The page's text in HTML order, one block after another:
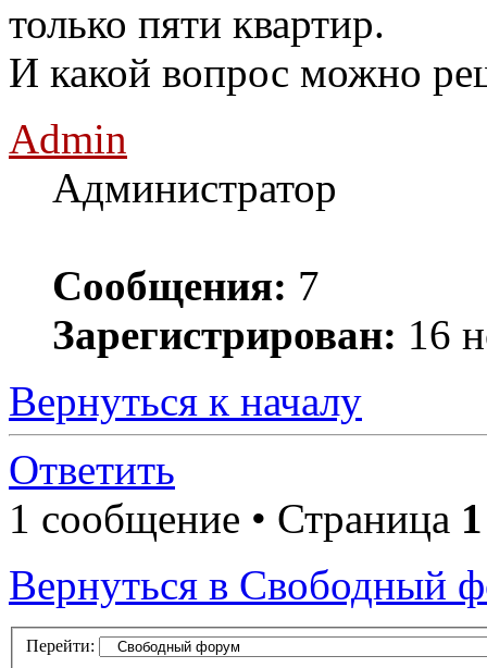
только пяти квартир.
И какой вопрос можно
Admin
Администратор
Сообщения: 7
Зарегистрирован: 16
Вернуться к началу
Ответить
1 сообщение • Страница 1
Вернуться в Свободный
Перейти: